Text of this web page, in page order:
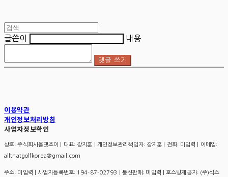
글쓴이 내용
댓글 쓰기
이용약관
개인정보처리방침
사업자정보확인
상호: 주식회사올댓조이 | 대표: 장지훈 | 개인정보관리책임자: 장지훈 | 전화: 미입력 | 이메일:
allthatgolfkorea@gmail.com
주소: 미입력 | 사업자등록번호: 194-87-02793 | 통신판매: 미입력 | 호스팅제공자: (주)식스